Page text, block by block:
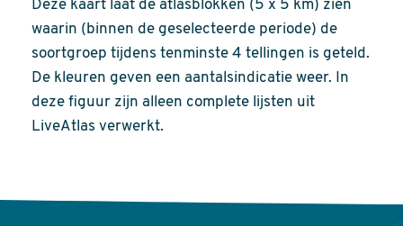
Deze kaart laat de atlasblokken (5 x 5 km) zien
waarin (binnen de geselecteerde periode) de
soortgroep tijdens tenminste 4 tellingen is geteld.
De kleuren geven een aantalsindicatie weer. In
deze figuur zijn alleen complete lijsten uit
LiveAtlas verwerkt.